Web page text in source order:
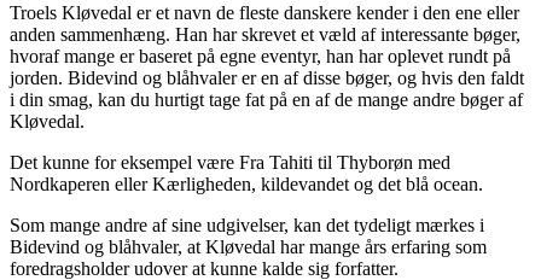
Troels Kløvedal er et navn de fleste danskere kender i den ene eller
anden sammenhæng. Han har skrevet et væld af interessante bøger,
hvoraf mange er baseret på egne eventyr, han har oplevet rundt på
jorden. Bidevind og blåhvaler er en af disse bøger, og hvis den faldt
i din smag, kan du hurtigt tage fat på en af de mange andre bøger af
Kløvedal.
Det kunne for eksempel være Fra Tahiti til Thyborøn med
Nordkaperen eller Kærligheden, kildevandet og det blå ocean.
Som mange andre af sine udgivelser, kan det tydeligt mærkes i
Bidevind og blåhvaler, at Kløvedal har mange års erfaring som
foredragsholder udover at kunne kalde sig forfatter.